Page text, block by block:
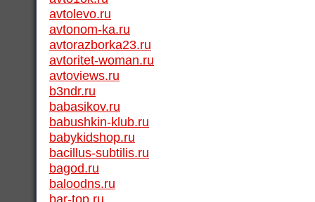
avtolevo.ru
avtonom-ka.ru
avtorazborka23.ru
avtoritet-woman.ru
avtoviews.ru
b3ndr.ru
babasikov.ru
babushkin-klub.ru
babykidshop.ru
bacillus-subtilis.ru
bagod.ru
baloodns.ru
bar-top.ru